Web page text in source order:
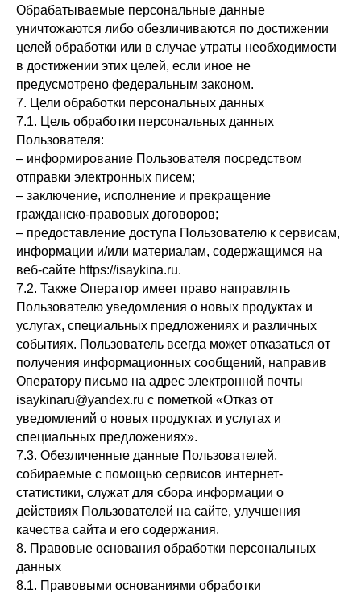
Обрабатываемые персональные данные
уничтожаются либо обезличиваются по достижении
целей обработки или в случае утраты необходимости
в достижении этих целей, если иное не
предусмотрено федеральным законом.
7. Цели обработки персональных данных
7.1. Цель обработки персональных данных
Пользователя:
– информирование Пользователя посредством
отправки электронных писем;
– заключение, исполнение и прекращение
гражданско-правовых договоров;
– предоставление доступа Пользователю к сервисам,
информации и/или материалам, содержащимся на
веб-сайте https://isaykina.ru.
7.2. Также Оператор имеет право направлять
Пользователю уведомления о новых продуктах и
услугах, специальных предложениях и различных
событиях. Пользователь всегда может отказаться от
получения информационных сообщений, направив
Оператору письмо на адрес электронной почты
isaykinaru@yandex.ru с пометкой «Отказ от
уведомлений о новых продуктах и услугах и
специальных предложениях».
7.3. Обезличенные данные Пользователей,
собираемые с помощью сервисов интернет-
статистики, служат для сбора информации о
действиях Пользователей на сайте, улучшения
качества сайта и его содержания.
8. Правовые основания обработки персональных
данных
8.1. Правовыми основаниями обработки